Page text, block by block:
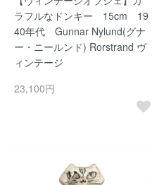
ラフルなドンキー 15cm 19
40年代 Gunnar Nylund(グナ
ー・ニールンド) Rorstrand ヴ
ィンテージ
23,100円